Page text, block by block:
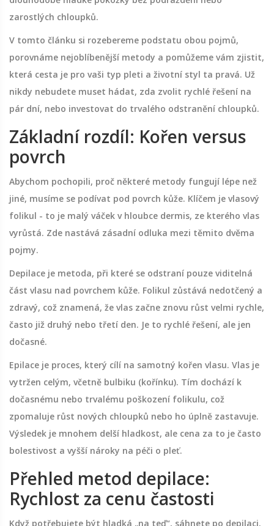
zarostlých chloupků.
V tomto článku si rozebereme podstatu obou pojmů,
porovnáme nejoblíbenější metody a pomůžeme vám zjistit,
která cesta je pro vaši typ pleti a životní styl ta pravá. Už
nikdy nebudete muset hádat, zda zvolit rychlé řešení na
pár dní, nebo investovat do trvalého odstranění chloupků.
Základní rozdíl: Kořen versus
povrch
Abychom pochopili, proč některé metody fungují lépe než
jiné, musíme se podívat pod povrch kůže. Klíčem je vlasový
folikul - to je malý váček v hloubce dermis, ze kterého vlas
vyrůstá. Zde nastává zásadní odluka mezi těmito dvěma
pojmy.
Depilace je metoda, při které se odstraní pouze viditelná
část vlasu nad povrchem kůže. Folikul zůstává nedotčený a
zdravý, což znamená, že vlas začne znovu růst velmi rychle,
často již druhý nebo třetí den. Je to rychlé řešení, ale jen
dočasné.
Epilace je proces, který cílí na samotný kořen vlasu. Vlas je
vytržen celým, včetně bulbiku (kořínku). Tím dochází k
dočasnému nebo trvalému poškození folikulu, což
zpomaluje růst nových chloupků nebo ho úplně zastavuje.
Výsledek je mnohem delší hladkost, ale cena za to je často
bolestivost a vyšší nároky na péči o pleť.
Přehled metod depilace:
Rychlost za cenu častosti
Když potřebujete být hladká „na teď“, sáhnete po depilaci.